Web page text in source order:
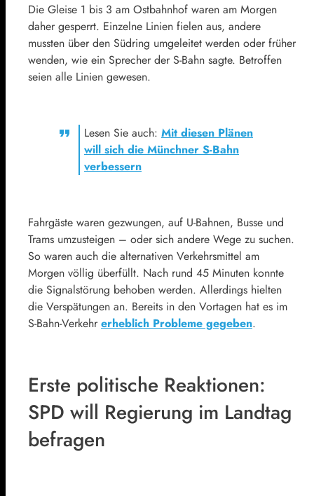
Die Gleise 1 bis 3 am Ostbahnhof waren am Morgen
daher gesperrt. Einzelne Linien fielen aus, andere
mussten über den Südring umgeleitet werden oder früher
wenden, wie ein Sprecher der S-Bahn sagte. Betroffen
seien alle Linien gewesen.
Lesen Sie auch: Mit diesen Plänen
will sich die Münchner S-Bahn
verbessern
Fahrgäste waren gezwungen, auf U-Bahnen, Busse und
Trams umzusteigen – oder sich andere Wege zu suchen.
So waren auch die alternativen Verkehrsmittel am
Morgen völlig überfüllt. Nach rund 45 Minuten konnte
die Signalstörung behoben werden. Allerdings hielten
die Verspätungen an. Bereits in den Vortagen hat es im
S-Bahn-Verkehr erheblich Probleme gegeben.
Erste politische Reaktionen:
SPD will Regierung im Landtag
befragen